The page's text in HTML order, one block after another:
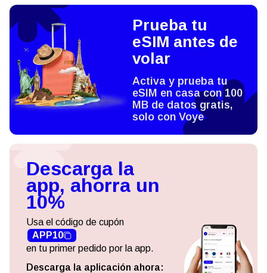
Prueba tu
eSIM antes de
volar
Activa y prueba tu
eSIM en casa con 100
MB de datos gratis,
solo con Voye
Descarga la
app, ahorra un
10%
Usa el código de cupón
APP10
en tu primer pedido por la app.
Descarga la aplicación ahora: